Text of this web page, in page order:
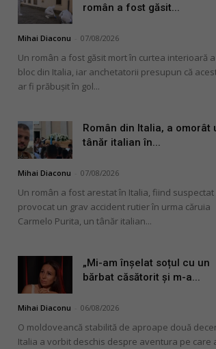
român a fost găsit...
Mihai Diaconu 07/08/2026
Un român a fost găsit mort în curtea interioară
bloc din Italia, iar anchetatorii presupun că
ar fi prăbușit în gol...
Român din Italia, a omorât
tânăr italian în...
Mihai Diaconu 07/08/2026
Un român a fost arestat în Italia, fiind suspectat
provocat un grav accident rutier în urma căruia
Carmelo Purita, un tânăr italian...
„Mi-am înșelat soțul cu un
bărbat căsătorit și m-a...
Mihai Diaconu 06/08/2026
O moldoveancă stabilită de aproape două
Italia a vorbit deschis despre aventura pe care